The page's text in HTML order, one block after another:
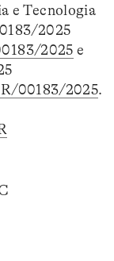
e Tecnologia
2025
2025 e
00183/2025.